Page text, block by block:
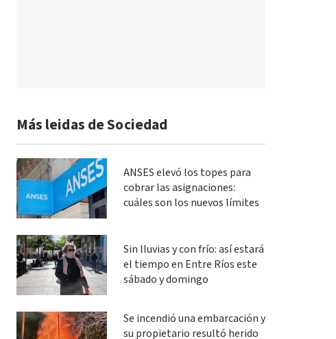
Más leidas de Sociedad
ANSES elevó los topes para
cobrar las asignaciones:
cuáles son los nuevos límites
Sin lluvias y con frío: así estará
el tiempo en Entre Ríos este
sábado y domingo
Se incendió una embarcación y
su propietario resultó herido